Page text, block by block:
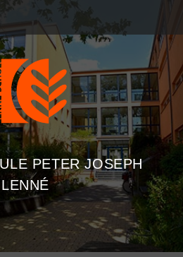
PETER JOSEPH
LENNÉ